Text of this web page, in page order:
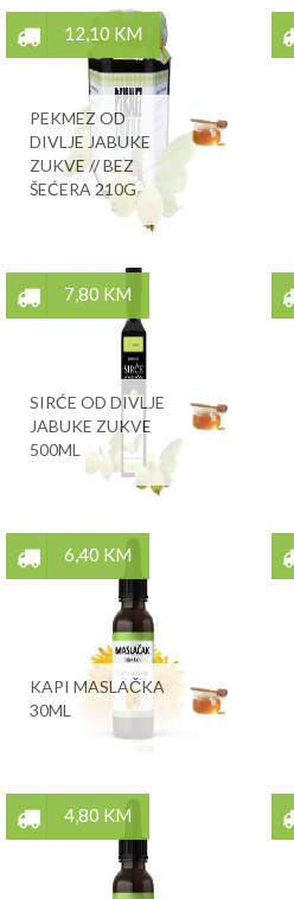
12,10 KM
PEKMEZ OD
DIVLJE JABUKE
ZUKVE // BEZ
ŠEĆERA 210G
7,80 KM
SIRĆE OD DIVLJE
JABUKE ZUKVE
500ML
6,40 KM
KAPI MASLAČKA
30ML
4,80 KM